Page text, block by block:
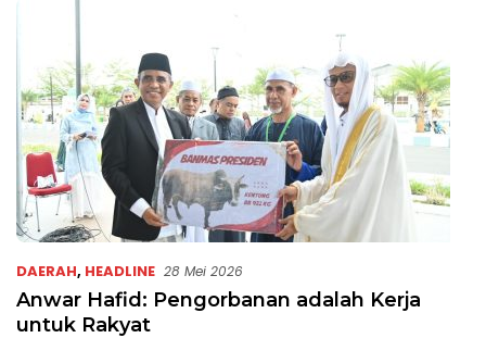
DAERAH, HEADLINE 28 Mei 2026
Anwar Hafid: Pengorbanan adalah Kerja
untuk Rakyat